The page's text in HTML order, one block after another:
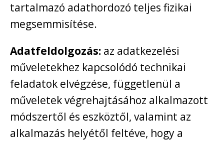
tartalmazó adathordozó teljes fizikai
megsemmisítése.
Adatfeldolgozás: az adatkezelési
műveletekhez kapcsolódó technikai
feladatok elvégzése, függetlenül a
műveletek végrehajtásához alkalmazott
módszertől és eszköztől, valamint az
alkalmazás helyétől feltéve, hogy a